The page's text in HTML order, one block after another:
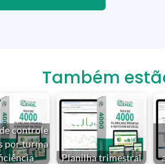
Também
controle
por turma
Planilha trimestral